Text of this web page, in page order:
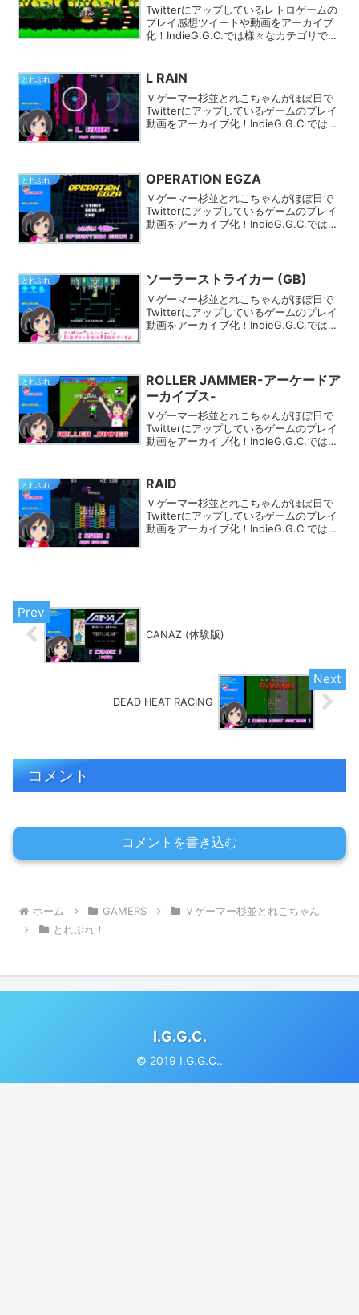
Twitterにアップしているレトロゲームの
プレイ感想ツイートや動画をアーカイブ
化！IndieG.G.C.では様々なカテゴリでプ
が見つかるはず★
とれぷれ！ L RAIN
Ｖゲーマー杉並とれこちゃんがほぼ日で
Twitterにアップしているゲームのプレイ
動画をアーカイブ化！IndieG.G.C.では
とれぷれ！ OPERATION EGZA
Ｖゲーマー杉並とれこちゃんがほぼ日で
Twitterにアップしているゲームのプレイ
動画をアーカイブ化！IndieG.G.C.では
とれぷれ！ ソーラーストライカー (GB)
Ｖゲーマー杉並とれこちゃんがほぼ日で
Twitterにアップしているゲームのプレイ
動画をアーカイブ化！IndieG.G.C.では
とれぷれ！
ROLLER JAMMER-アーケードア
ーカイブス-
Ｖゲーマー杉並とれこちゃんがほぼ日で
Twitterにアップしているゲームのプレイ
動画をアーカイブ化！IndieG.G.C.では
にピッタリのゲームが見つかるはず★
とれぷれ！ RAID
Ｖゲーマー杉並とれこちゃんがほぼ日で
Twitterにアップしているゲームのプレイ
動画をアーカイブ化！IndieG.G.C.では
CANAZ (体験版)
DEAD HEAT RACING
コメント
コメントを書き込む
ホーム GAMERS
Ｖゲーマー杉並とれこちゃん
とれぷれ！
I.G.G.C.
© 2019 I.G.G.C..